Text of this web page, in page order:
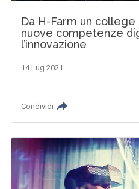
Da H-Farm un
nuove competenze
l’innovazione
14 Lug 2021
Condividi